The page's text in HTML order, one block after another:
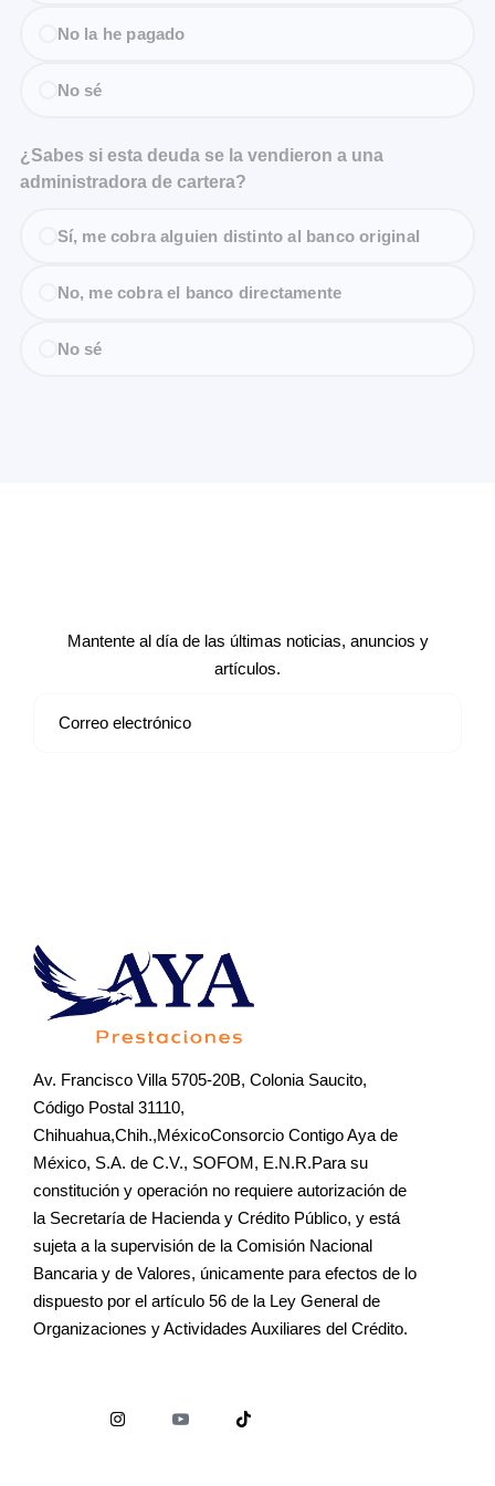
No la he pagado
No sé
¿Sabes si esta deuda se la vendieron a una
administradora de cartera?
Sí, me cobra alguien distinto al banco original
No, me cobra el banco directamente
No sé
Mantente al día de las últimas noticias, anuncios y
artículos.
Av. Francisco Villa 5705-20B, Colonia Saucito,
Código Postal 31110,
Chihuahua,Chih.,MéxicoConsorcio Contigo Aya de
México, S.A. de C.V., SOFOM, E.N.R.Para su
constitución y operación no requiere autorización de
la Secretaría de Hacienda y Crédito Público, y está
sujeta a la supervisión de la Comisión Nacional
Bancaria y de Valores, únicamente para efectos de lo
dispuesto por el artículo 56 de la Ley General de
Organizaciones y Actividades Auxiliares del Crédito.